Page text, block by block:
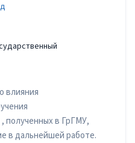
влияния
полученных в ГрГМУ,
в дальнейшей работе.